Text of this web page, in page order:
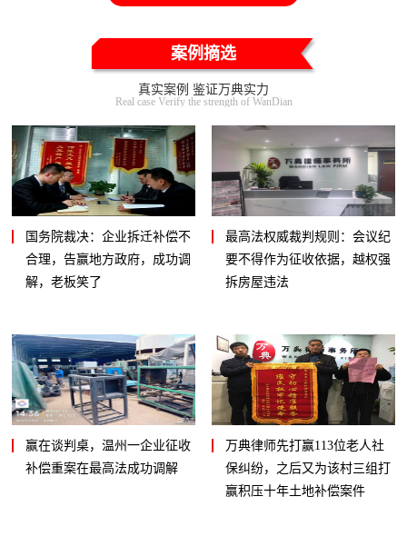
案例摘选
真实案例 鉴证万典实力
Real case Verify the strength of WanDian
国务院裁决：企业拆迁补偿不
合理，告赢地方政府，成功调
解，老板笑了
最高法权威裁判规则：会议纪
要不得作为征收依据，越权强
拆房屋违法
赢在谈判桌，温州一企业征收
补偿重案在最高法成功调解
万典律师先打赢113位老人社
保纠纷，之后又为该村三组打
赢积压十年土地补偿案件